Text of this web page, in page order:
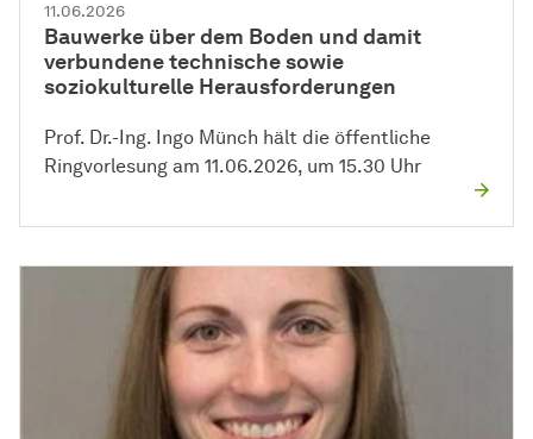
11.06.2026
Bauwerke über dem Boden und damit
verbundene technische sowie
soziokulturelle Herausforderungen
Prof. Dr.-Ing. Ingo Münch hält die öffentliche
Ringvorlesung am 11.06.2026, um 15.30 Uhr